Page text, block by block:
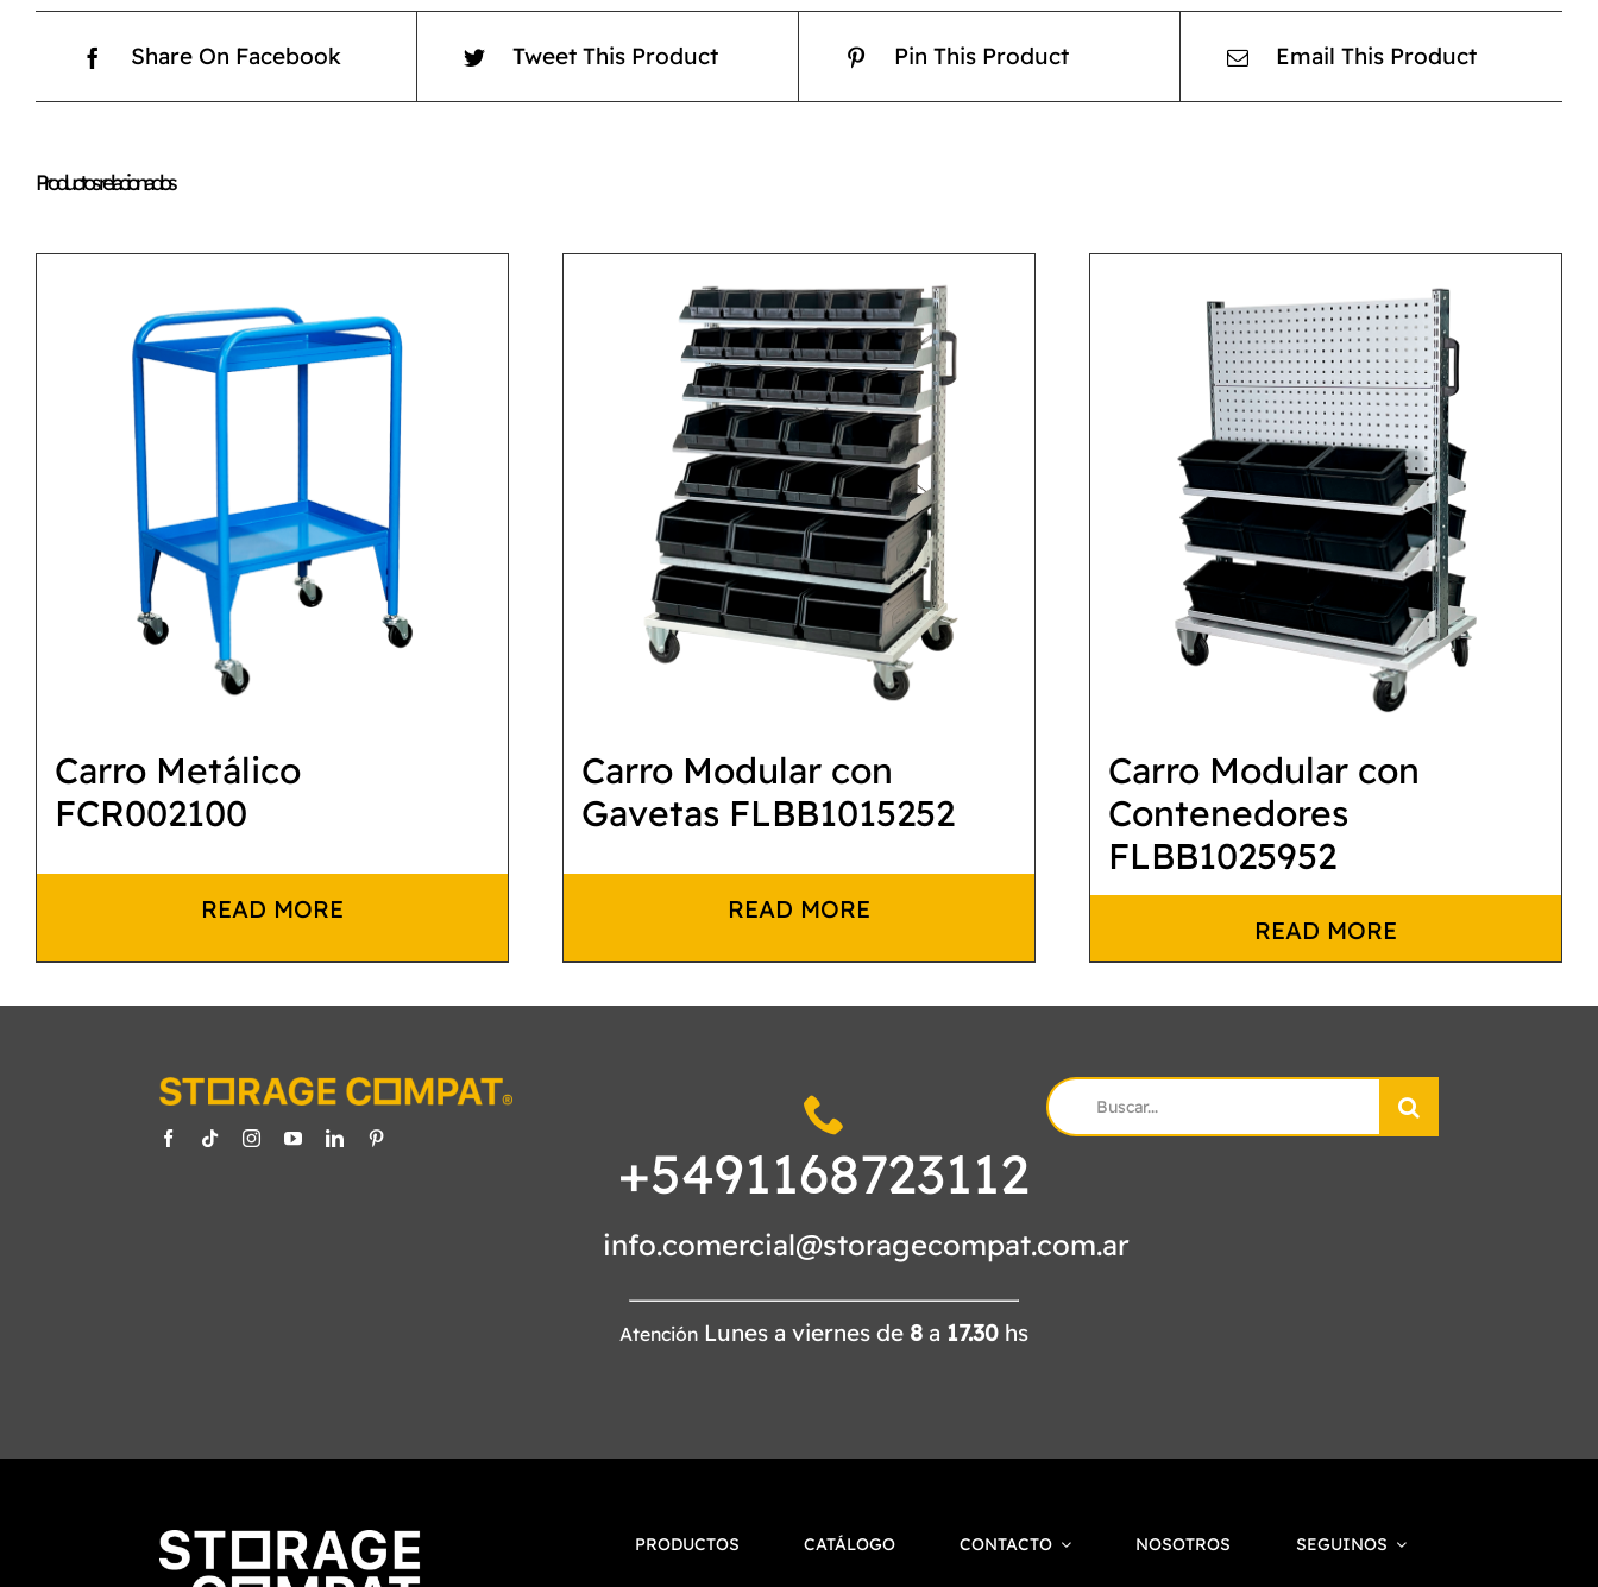
Share On Facebook Tweet This Product Pin This Product Email This Product
Productos relacionados
Carro Metálico
FCR002100
READ MORE
Carro Modular con
Gavetas FLBB1015252
READ MORE
Carro Modular con
Contenedores
FLBB1025952
READ MORE
+5491168723112
info.comercial@storagecompat.com.ar
Atención Lunes a viernes de 8 a 17.30 hs
Search
for:
PRODUCTOS CATÁLOGO CONTACTO NOSOTROS SEGUINOS